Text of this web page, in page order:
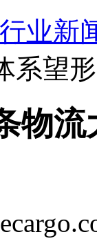
行业新
系望
物